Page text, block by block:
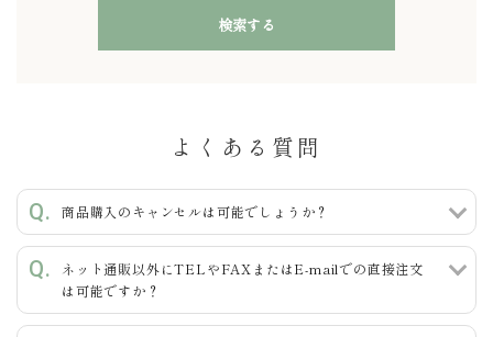
検索する
カテゴリー
よくある質問
商品購入のキャンセルは可能でしょうか？
ネット通販以外にTELやFAXまたはE-mailでの直接注文
は可能ですか？